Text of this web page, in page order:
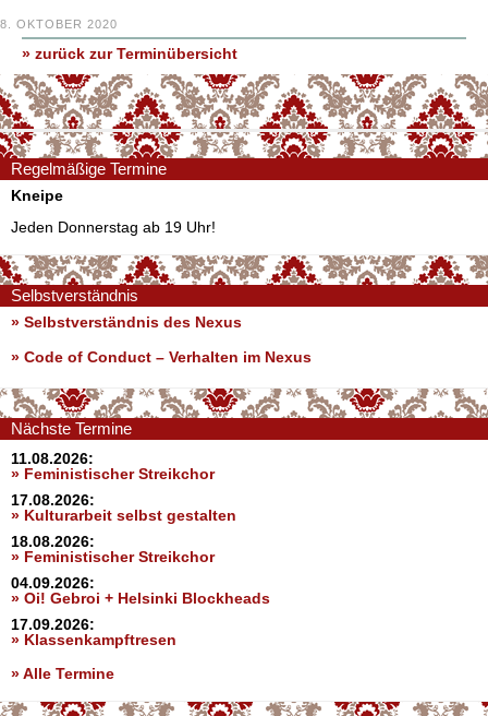
8. OKTOBER 2020
» zurück zur Terminübersicht
Regelmäßige Termine
Kneipe
Jeden Donnerstag ab 19 Uhr!
Selbstverständnis
» Selbstverständnis des Nexus
» Code of Conduct – Verhalten im Nexus
Nächste Termine
11.08.2026:
» Feministischer Streikchor
17.08.2026:
» Kulturarbeit selbst gestalten
18.08.2026:
» Feministischer Streikchor
04.09.2026:
» Oi! Gebroi + Helsinki Blockheads
17.09.2026:
» Klassenkampftresen
» Alle Termine